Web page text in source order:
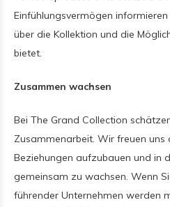
Einfühlungsvermögen
über die Kollektion und die
bietet.
Zusammen wachsen
Bei The Grand Collection
Zusammenarbeit. Wir freuen
Beziehungen aufzubauen und in
gemeinsam zu wachsen. Wenn
führender Unternehmen werden